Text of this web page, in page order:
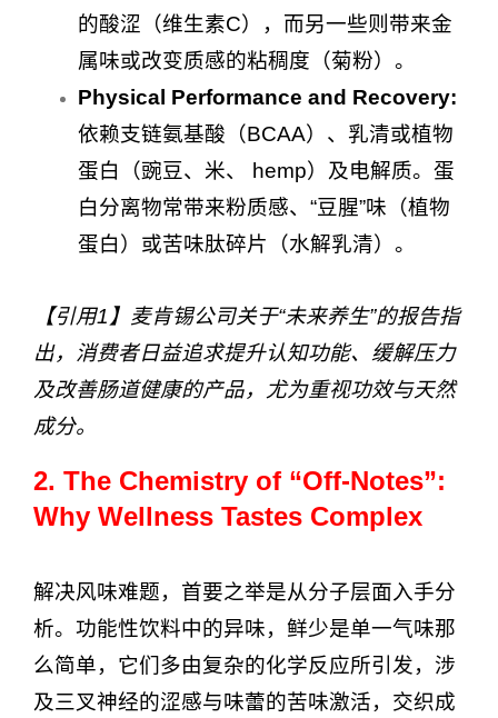
的酸涩（维生素C），而另一些则带来金
属味或改变质感的粘稠度（菊粉）。
Physical Performance and Recovery:
依赖支链氨基酸（BCAA）、乳清或植物
蛋白（豌豆、米、 hemp）及电解质。蛋
白分离物常带来粉质感、“豆腥”味（植物
蛋白）或苦味肽碎片（水解乳清）。
【引用1】麦肯锡公司关于“未来养生”的报告指
出，消费者日益追求提升认知功能、缓解压力
及改善肠道健康的产品，尤为重视功效与天然
成分。
2. The Chemistry of “Off-Notes”:
Why Wellness Tastes Complex
解决风味难题，首要之举是从分子层面入手分
析。功能性饮料中的异味，鲜少是单一气味那
么简单，它们多由复杂的化学反应所引发，涉
及三叉神经的涩感与味蕾的苦味激活，交织成